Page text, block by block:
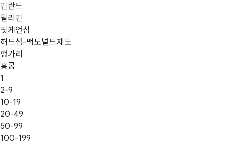
핀란드
필리핀
핏케언섬
허드섬-맥도널드제도
헝가리
홍콩
1
2-9
10-19
20-49
50-99
100-199